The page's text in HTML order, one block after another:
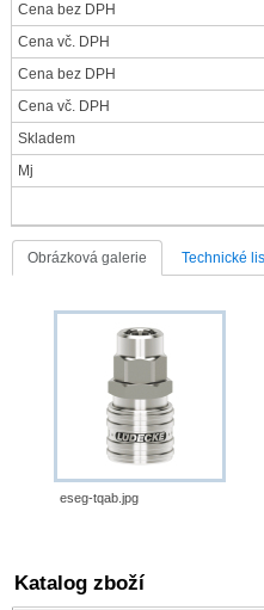
Cena bez DPH
Cena vč. DPH
Cena bez DPH
Cena vč. DPH
Skladem
Mj
Obrázková galerie Technické
eseg-tqab.jpg
Katalog zboží